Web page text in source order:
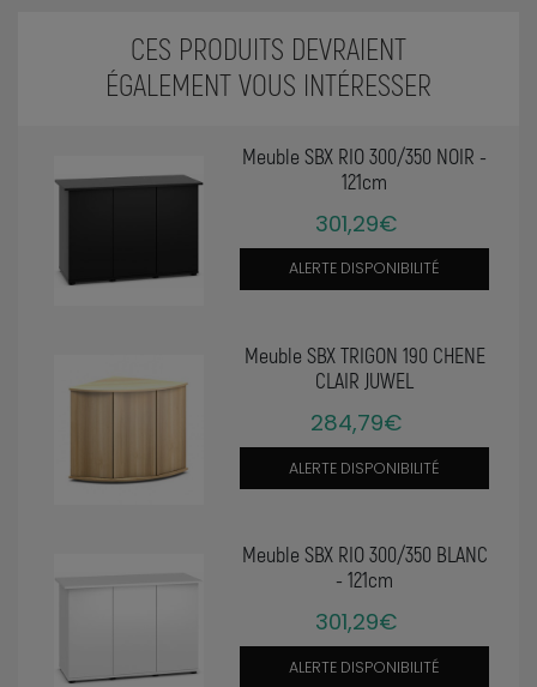
CES PRODUITS DEVRAIENT
ÉGALEMENT VOUS INTÉRESSER
Meuble SBX RIO 300/350 NOIR -
121cm
301,29€
ALERTE DISPONIBILITÉ
Meuble SBX TRIGON 190 CHENE
CLAIR JUWEL
284,79€
ALERTE DISPONIBILITÉ
Meuble SBX RIO 300/350 BLANC
- 121cm
301,29€
ALERTE DISPONIBILITÉ